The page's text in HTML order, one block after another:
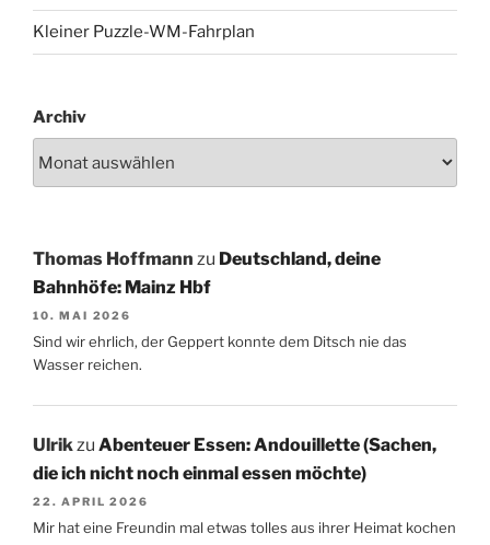
Kleiner Puzzle-WM-Fahrplan
Archiv
Thomas Hoffmann zu Deutschland, deine
Bahnhöfe: Mainz Hbf
10. MAI 2026
Sind wir ehrlich, der Geppert konnte dem Ditsch nie das
Wasser reichen.
Ulrik zu Abenteuer Essen: Andouillette (Sachen,
die ich nicht noch einmal essen möchte)
22. APRIL 2026
Mir hat eine Freundin mal etwas tolles aus ihrer Heimat kochen